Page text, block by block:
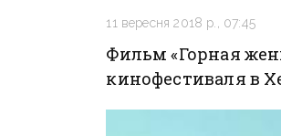
11 вересня 2018 р., 07:45
Фильм «Горная
кинофестиваля в